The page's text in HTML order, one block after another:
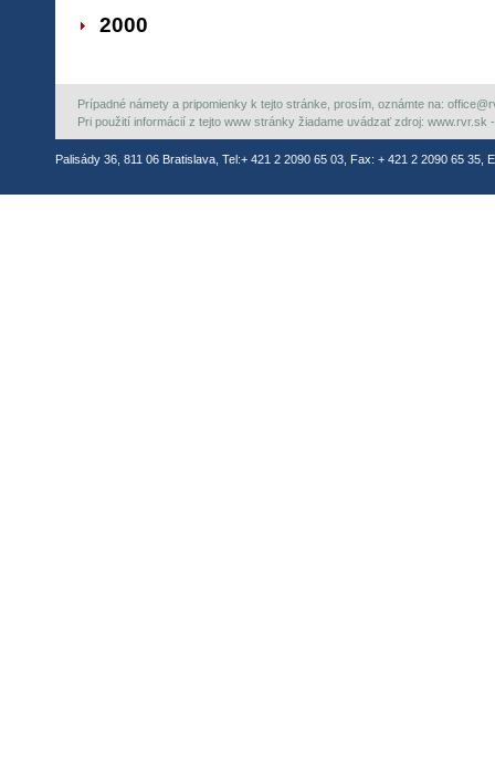
2000
Prípadné námety a pripomienky k tejto stránke, prosím, oznámte na:
Pri použití informácií z tejto www stránky žiadame uvádzať zdroj: www.rvr.sk
Palisády 36, 811 06 Bratislava, Tel:+ 421 2 2090 65 03, Fax: + 421 2 2090 65 35,